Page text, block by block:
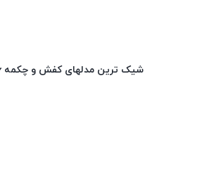
شیک ترین مدلهای کفش و چکمه ۲۰۱۶